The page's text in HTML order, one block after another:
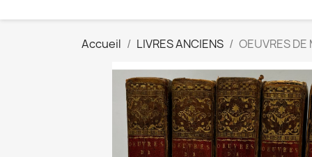
Accueil LIVRES ANCIENS OEUVRES DE